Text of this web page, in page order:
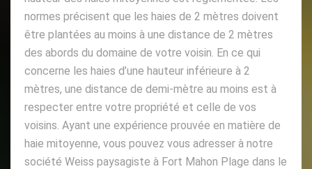
normes précisent que les haies de 2 mètres doivent
être plantées au moins à une distance de 2 mètres
des abords du domaine de votre voisin. En ce qui
concerne les haies d’une hauteur inférieure à 2
mètres, une distance de demi-mètre au moins est à
respecter entre votre propriété et celle de vos
voisins. Ayant une expérience prouvée en matière de
haie mitoyenne, vous pouvez vous adresser à notre
société Weiss paysagiste à Fort Mahon Plage dans le